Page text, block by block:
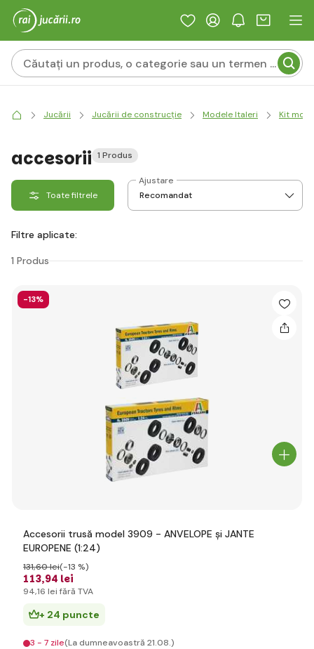
Jucării Jucării de construcție Modele Italeri Kit
accesorii 1 Produs
Toate filtrele
Ajustare
Filtre aplicate:
1 Produs
-13%
Accesorii trusă model 3909 - ANVELOPE și JANTE
EUROPENE (1:24)
113,94 lei
131,60 lei(-13 %)
94,16 lei fără TVA
+ 24 puncte
3 - 7 zile(La dumneavoastră 21.08.)